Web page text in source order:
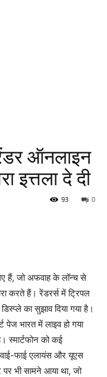
ऑनलाइन
इत्तला दे दी
0
93
हैं, जो अफवाह के लॉन्च से
करते हैं। रेंडरर्स में ट्रिपल
का सुझाव दिया गया है।
भारत में लाइव हो गया
स्मार्टफोन को कई
फाई एलायंस और यूएस
पर भी सामने आया था, जो